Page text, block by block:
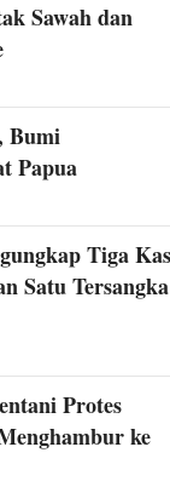
Sawah dan
Bumi
Papua
Tiga
Satu Tersangka
Protes
ke